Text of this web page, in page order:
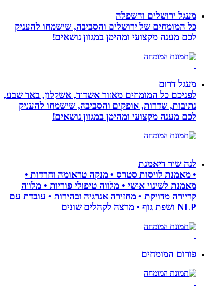
מעגל ירושלים והשפלה
כל המומחים של ירושלים והסביבה, שישמחו להעניק
לכם מענה מקצועי ומהימן במגוון נושאים!
מעגל דרום
לפניכם כל המומחים מאזור אשדוד, אשקלון, באר שבע,
נתיבות, שדרות, אופקים והסביבה, שישמחו להעניק
לכם מענה מקצועי ומהימן במגוון נושאים!
לנה שיר דיאמנת
• מאמנת לויסות סטרס • מנקה טראומה וחרדות •
מאמנת לשינוי אישי • מלווה טיפולי פוריות • מלווה
קריירה מדויקת • מחזירה אנרגיה ובהירות • עובדת עם
פורום המומחים